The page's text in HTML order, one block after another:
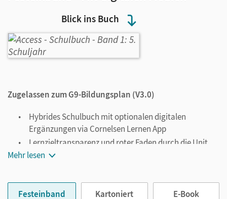
Blick ins Buch
Zugelassen zum G9-Bildungsplan (V3.0)
Hybrides Schulbuch mit optionalen digitalen
Ergänzungen via Cornelsen Lernen App
Lernzieltransparenz und roter Faden durch die Unit
mithilfe der
Methoden und Skills sinnvoll zusammenführen
Eine durchgängige Lesegeschichte rund um die fünf
Mehr lesen
Festeinband Kartoniert E-Book